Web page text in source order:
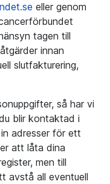
eller genom
tagen till
innan
slutfakturering,
så har vi
blir kontaktad i
adresser för ett
att låta dina
men till
avstå all eventuell